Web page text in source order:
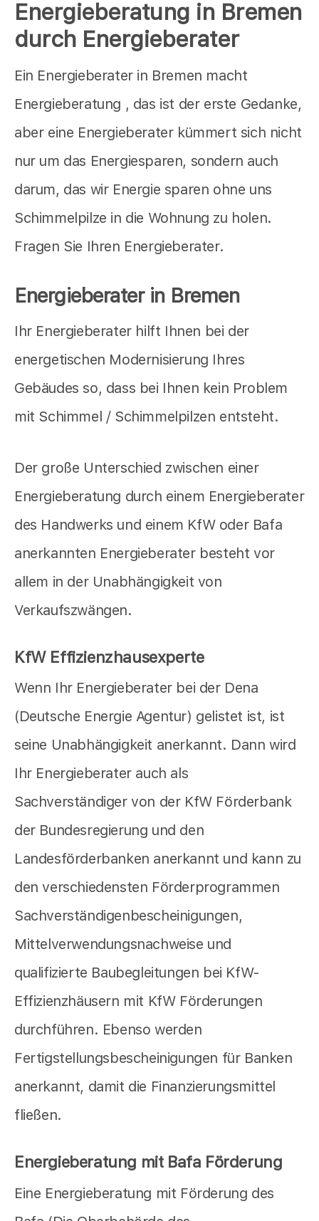
Energieberatung in Bremen
durch Energieberater
Ein Energieberater in Bremen macht
Energieberatung , das ist der erste Gedanke,
aber eine Energieberater kümmert sich nicht
nur um das Energiesparen, sondern auch
darum, das wir Energie sparen ohne uns
Schimmelpilze in die Wohnung zu holen.
Fragen Sie Ihren Energieberater.
Energieberater in Bremen
Ihr Energieberater hilft Ihnen bei der
energetischen Modernisierung Ihres
Gebäudes so, dass bei Ihnen kein Problem
mit Schimmel / Schimmelpilzen entsteht.
Der große Unterschied zwischen einer
Energieberatung durch einem Energieberater
des Handwerks und einem KfW oder Bafa
anerkannten Energieberater besteht vor
allem in der Unabhängigkeit von
Verkaufszwängen.
KfW Effizienzhausexperte
Wenn Ihr Energieberater bei der Dena
(Deutsche Energie Agentur) gelistet ist, ist
seine Unabhängigkeit anerkannt. Dann wird
Ihr Energieberater auch als
Sachverständiger von der KfW Förderbank
der Bundesregierung und den
Landesförderbanken anerkannt und kann zu
den verschiedensten Förderprogrammen
Sachverständigenbescheinigungen,
Mittelverwendungsnachweise und
qualifizierte Baubegleitungen bei KfW-
Effizienzhäusern mit KfW Förderungen
durchführen. Ebenso werden
Fertigstellungsbescheinigungen für Banken
anerkannt, damit die Finanzierungsmittel
fließen.
Energieberatung mit Bafa Förderung
Eine Energieberatung mit Förderung des